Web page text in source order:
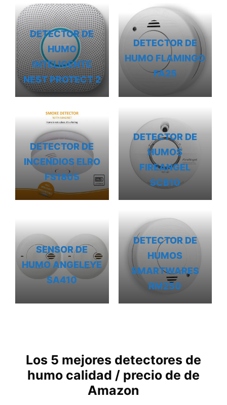
DETECTOR DE
HUMO
INTELIGENTE
NEST PROTECT 2
DETECTOR DE
HUMO FLAMINGO
FA25
DETECTOR DE
INCENDIOS ELRO
FS1805
DETECTOR DE
HUMOS
FIREANGEL
SCB10
SENSOR DE
HUMO ANGELEYE
SA410
DETECTOR DE
HUMOS
SMARTWARES
RM250
Los 5 mejores detectores de
humo calidad / precio de de
Amazon